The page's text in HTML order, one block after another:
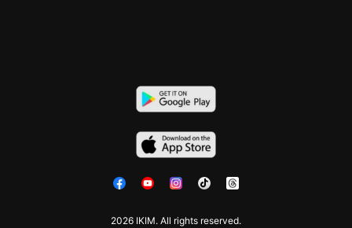
2026 IKIM. All rights reserved.